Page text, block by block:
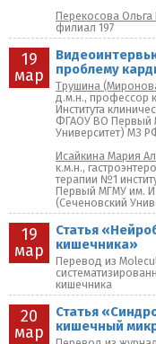
Перекосова Ольга
филиал 197
19
мар
проблему
Трушина
д.м.н., профессор
Института
ФГАОУ ВО Первый
Университет) МЗ
Исайкина Мария
к.м.н.,
терапии №1
Первый МГМУ им.
(Сеченовский
19
мар
Статья
кишечника»
Перевод из
кишечника
20
мар
Статья
кишечный